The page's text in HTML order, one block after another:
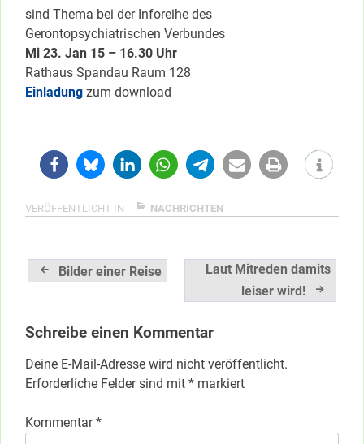
sind Thema bei der Inforeihe des
Gerontopsychiatrischen Verbundes
Mi 23. Jan 15 – 16.30 Uhr
Rathaus Spandau Raum 128
Einladung zum download
VERÖFFENTLICHT IN NACHRICHTEN
Beitragsnavigation
Bilder einer Reise
Laut Mitreden damits
leiser wird!
Schreibe einen Kommentar
Deine E-Mail-Adresse wird nicht veröffentlicht.
Erforderliche Felder sind mit * markiert
Kommentar*